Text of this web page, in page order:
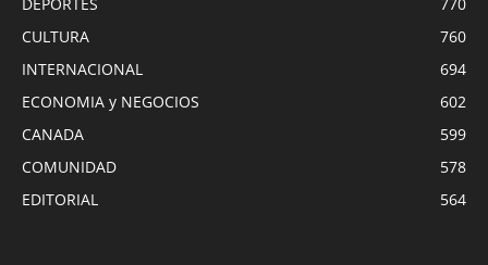
CULTURA
760
INTERNACIONAL
694
ECONOMIA y NEGOCIOS
602
CANADA
599
COMUNIDAD
578
EDITORIAL
564